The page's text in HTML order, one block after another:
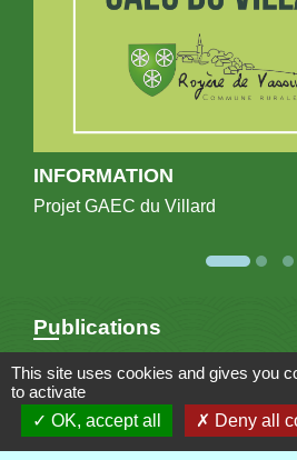
INFORMATION
Projet GAEC du Villard
Publications
This site uses cookies and gives you
to activate
OK, accept all
Deny all